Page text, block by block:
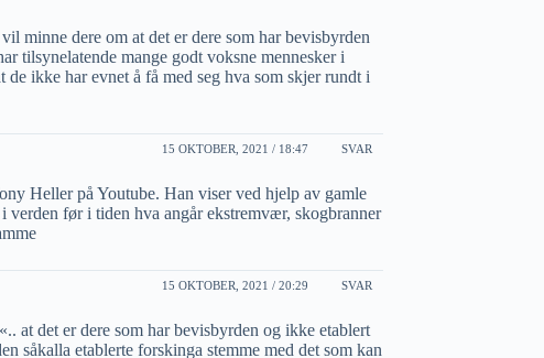
minne dere om at det er dere som har bevisbyrden
tilsynelatende mange godt voksne mennesker i
ikke har evnet å få med seg hva som skjer rundt i
15 OKTOBER, 2021 / 18:47 SVAR
Heller på Youtube. Han viser ved hjelp av gamle
verden før i tiden hva angår ekstremvær, skogbranner
15 OKTOBER, 2021 / 20:29 SVAR
at det er dere som har bevisbyrden og ikke etablert
såkalla etablerte forskinga stemme med det som kan